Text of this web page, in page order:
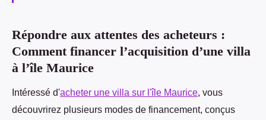
Répondre aux attentes des acheteurs :
Comment financer l’acquisition d’une villa
à l’île Maurice
Intéressé d'acheter une villa sur l'île Maurice, vous
découvrirez plusieurs modes de financement, conçus